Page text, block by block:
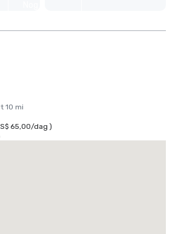
10 mi
65,00/dag )